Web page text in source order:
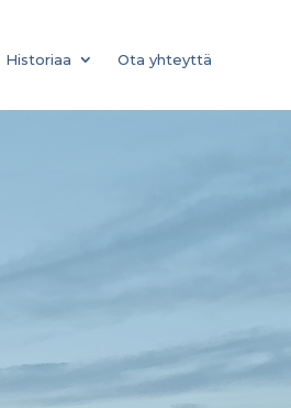
Historiaa Ota yhteyttä